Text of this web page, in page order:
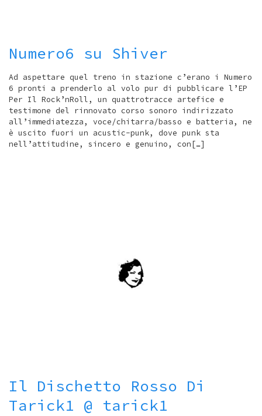
Numero6 su Shiver
Ad aspettare quel treno in stazione c’erano i Numero
6 pronti a prenderlo al volo pur di pubblicare l’EP
Per Il Rock’nRoll, un quattrotracce artefice e
testimone del rinnovato corso sonoro indirizzato
all’immediatezza, voce/chitarra/basso e batteria, ne
è uscito fuori un acustic-punk, dove punk sta
nell’attitudine, sincero e genuino, con[…]
Il Dischetto Rosso Di
Tarick1 @ tarick1